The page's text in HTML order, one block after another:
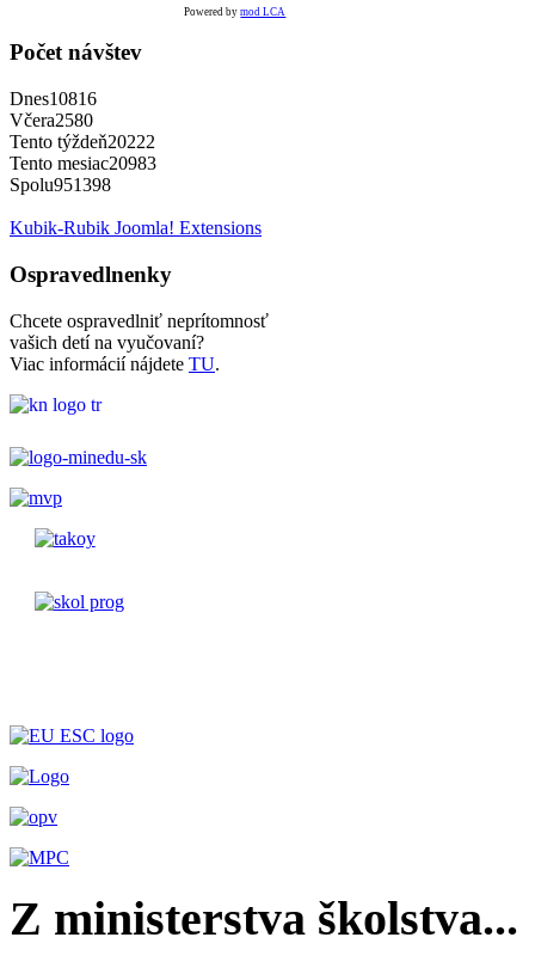
Powered bymod LCA
Počet návštev
Dnes10816
Včera2580
Tento týždeň20222
Tento mesiac20983
Spolu951398
Kubik-Rubik Joomla! Extensions
Ospravedlnenky
Chcete ospravedlniť neprítomnosť
vašich detí na vyučovaní?
Viac informácií nájdete TU.
Z ministerstva školstva...